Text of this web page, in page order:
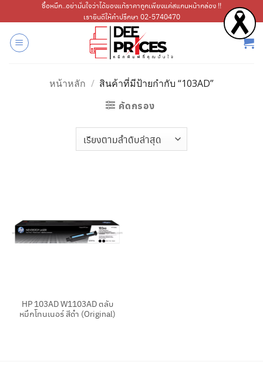
ไป
เนื้อหา
ซื้อหมึก..อย่ามั่นใจว่าได้ของแท้ราคาถูกเพียงแค่สแกนหน้ากล่อง !!
เรายินดีให้คำปรึกษา 02-5740470
หน้าหลัก / สินค้าที่มีป้ายกำกับ “103AD”
คัดกรอง
HP 103AD W1103AD ตลับ
หมึกโทนเนอร์ สีดำ (Original)